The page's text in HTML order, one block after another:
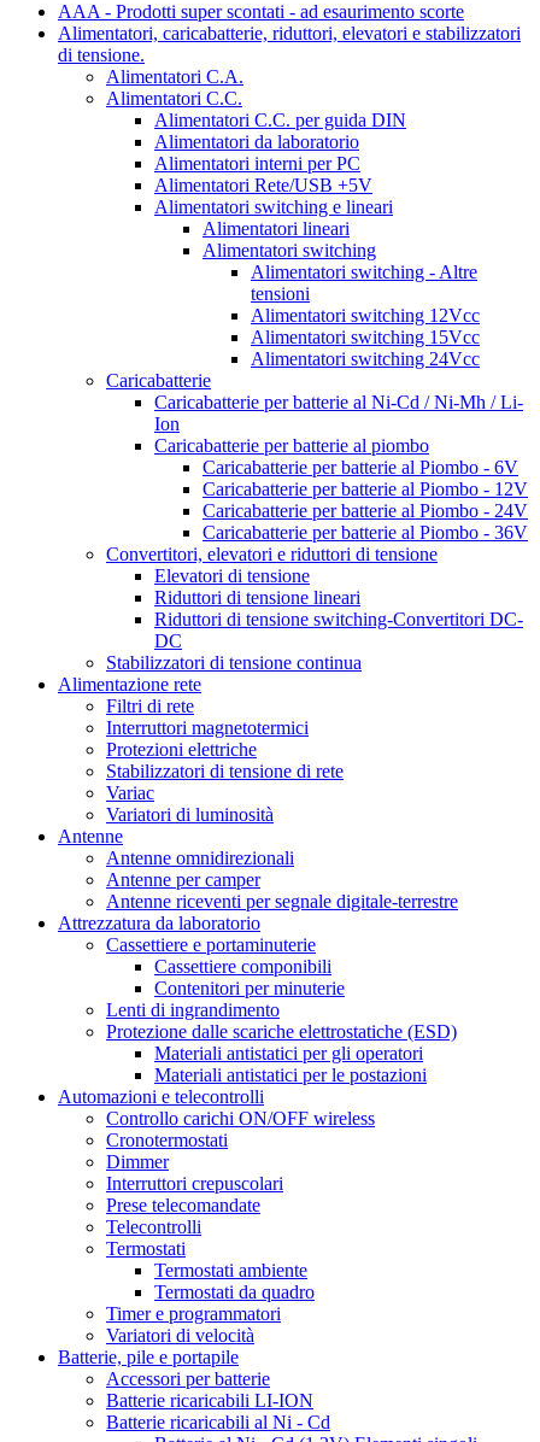
AAA - Prodotti super scontati - ad esaurimento scorte
Alimentatori, caricabatterie, riduttori, elevatori e stabilizzatori
di tensione.
Alimentatori C.A.
Alimentatori C.C.
Alimentatori C.C. per guida DIN
Alimentatori da laboratorio
Alimentatori interni per PC
Alimentatori Rete/USB +5V
Alimentatori switching e lineari
Alimentatori lineari
Alimentatori switching
Alimentatori switching - Altre
tensioni
Alimentatori switching 12Vcc
Alimentatori switching 15Vcc
Alimentatori switching 24Vcc
Caricabatterie
Caricabatterie per batterie al Ni-Cd / Ni-Mh / Li-
Ion
Caricabatterie per batterie al piombo
Caricabatterie per batterie al Piombo - 6V
Caricabatterie per batterie al Piombo - 12V
Caricabatterie per batterie al Piombo - 24V
Caricabatterie per batterie al Piombo - 36V
Convertitori, elevatori e riduttori di tensione
Elevatori di tensione
Riduttori di tensione lineari
Riduttori di tensione switching-Convertitori DC-
DC
Stabilizzatori di tensione continua
Alimentazione rete
Filtri di rete
Interruttori magnetotermici
Protezioni elettriche
Stabilizzatori di tensione di rete
Variac
Variatori di luminosità
Antenne
Antenne omnidirezionali
Antenne per camper
Antenne riceventi per segnale digitale-terrestre
Attrezzatura da laboratorio
Cassettiere e portaminuterie
Cassettiere componibili
Contenitori per minuterie
Lenti di ingrandimento
Protezione dalle scariche elettrostatiche (ESD)
Materiali antistatici per gli operatori
Materiali antistatici per le postazioni
Automazioni e telecontrolli
Controllo carichi ON/OFF wireless
Cronotermostati
Dimmer
Interruttori crepuscolari
Prese telecomandate
Telecontrolli
Termostati
Termostati ambiente
Termostati da quadro
Timer e programmatori
Variatori di velocità
Batterie, pile e portapile
Accessori per batterie
Batterie ricaricabili LI-ION
Batterie ricaricabili al Ni - Cd